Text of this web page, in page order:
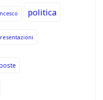
politica